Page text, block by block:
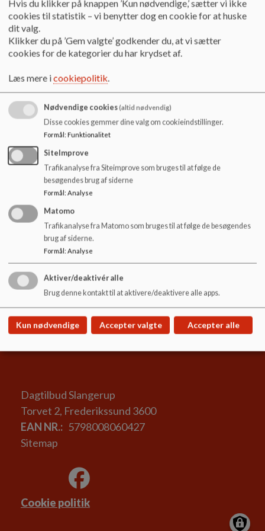
3550 Slangerup
Frederikssund Nord og Frederikssund Syd områderne
Legestuen Frederikssund har adresse påVentevej 23, 3600
Frederikssund
Jægerspris området
Legestuen Jægerspris har adresse i Vandkunsten, Parkvej
3B, 3630 Jægerspris
Skibby området
Legestuen Skibby har adresse på Selsøvej 16, 4050 Skibby
Alle dagplejer er tilknyttet en legestuegruppe, som typisk
består af 4-7 dagplejer. Dagplejerne mødes som
udgangspunkt en gang om ugen.
Vores mål for legestuerne er:
at børnene gradvis bliver vant til at være en del af et større
socialt fællesskab
at de pædagogiske aktiviteter kan målrettes børnenes
forskellige udviklingstrin
at der løbende bliver arbejdet med de pædagogiske
lærerplaner
at børnene lærer de andre børn og voksne at kende og opnår
en tryghed, når de på et senere tidspunkt skal i gæstepleje
Dagtilbud Slangerup
Torvet 2, Frederikssund 3600
EAN NR.
5798008060427
Sitemap
Cookie politik
Hvis du klikker på knappen ’Kun nødvendige,’ sætter vi ikke
cookies til statistik – vi benytter dog en cookie for at huske
dit valg.
Klikker du på ’Gem valgte’ godkender du, at vi sætter
cookies for de kategorier du har krydset af.
Læs mere icookiepolitik.
Nødvendige cookies(altid nødvendig)
Disse cookies gemmer dine valg om cookieindstillinger.
Formål: Funktionalitet
SiteImprove
Trafikanalyse fra Siteimprove som bruges til at følge de
besøgendes brug af siderne
Formål: Analyse
Matomo
Trafikanalyse fra Matomo som bruges til at følge de besøgendes
brug af siderne.
Formål: Analyse
Aktiver/deaktivér alle
Brug denne kontakt til at aktivere/deaktivere alle apps.
Kun nødvendige Accepter valgte Accepter alle